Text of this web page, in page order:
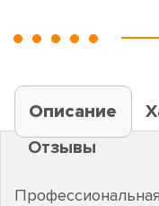
Описание
Отзывы